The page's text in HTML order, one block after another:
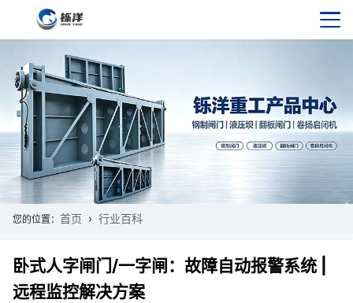
您的位置： 首页 行业百科
卧式人字闸门/一字闸：故障自动报警系统 |
远程监控解决方案